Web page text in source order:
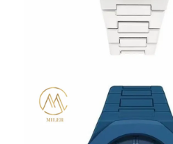
시계 스트랩 예비 부품